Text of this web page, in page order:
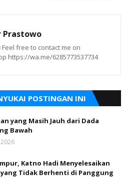
Prastowo
Feel free to contact me on
https://wa.me/6285773537734
POSTINGAN INI
yang Masih Jauh dari Dada
Bawah
Katno Hadi Menyelesaikan
Tidak Berhenti di Panggung